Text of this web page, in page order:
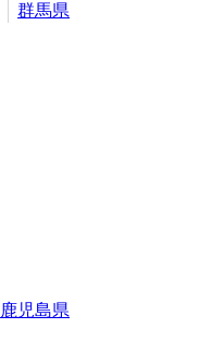
群馬県
鹿児島県